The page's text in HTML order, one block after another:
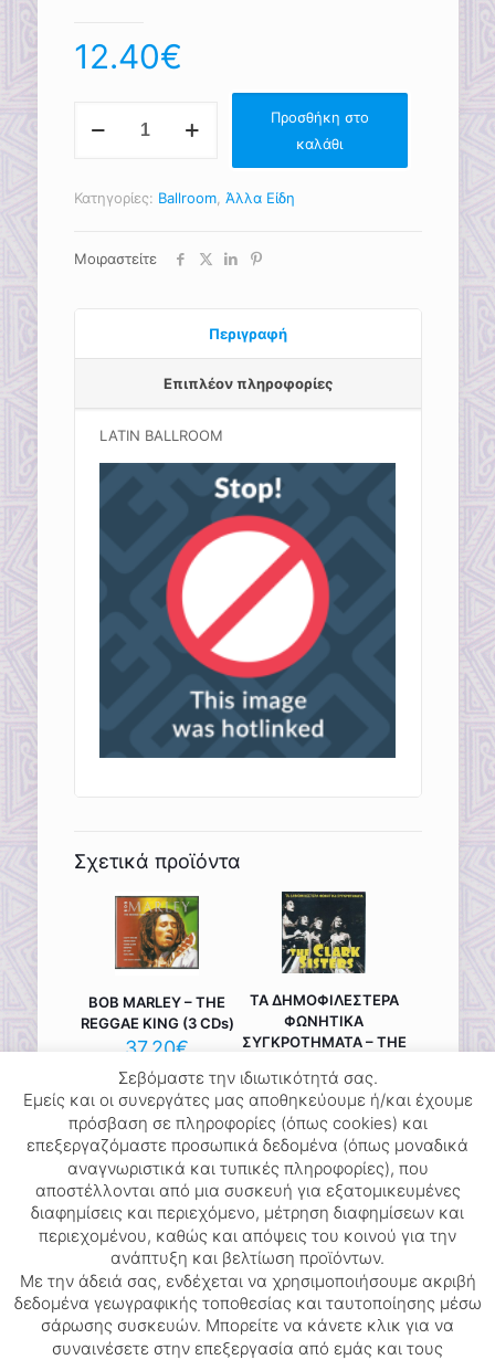
12.40€
BALLROOM
Προσθήκη στο
καλάθι
Κατηγορίες: Ballroom, Άλλα Είδη
Μοιραστείτε
Περιγραφή
Επιπλέον πληροφορίες
LATIN BALLROOM
Σχετικά προϊόντα
BOB MARLEY – THE
REGGAE KING (3 CDs)
37.20€
ΤΑ ΔΗΜΟΦΙΛΕΣΤΕΡΑ
ΦΩΝΗΤΙΚΑ
ΣΥΓΚΡΟΤΗΜΑΤΑ – THE
3.72€
DARYL HALL & JAMES
BROWN (2 CDs)
24.80€
Σεβόμαστε την ιδιωτικότητά σας.
Εμείς και οι συνεργάτες μας αποθηκεύουμε ή/και έχουμε
πρόσβαση σε πληροφορίες (όπως cookies) και
επεξεργαζόμαστε προσωπικά δεδομένα (όπως μοναδικά
αναγνωριστικά και τυπικές πληροφορίες), που
αποστέλλονται από μια συσκευή για εξατομικευμένες
διαφημίσεις και περιεχόμενο, μέτρηση διαφημίσεων και
περιεχομένου, καθώς και απόψεις του κοινού για την
ανάπτυξη και βελτίωση προϊόντων.
Με την άδειά σας, ενδέχεται να χρησιμοποιήσουμε ακριβή
δεδομένα γεωγραφικής τοποθεσίας και ταυτοποίησης μέσω
σάρωσης συσκευών. Μπορείτε να κάνετε κλικ για να
συναινέσετε στην επεξεργασία από εμάς και τους